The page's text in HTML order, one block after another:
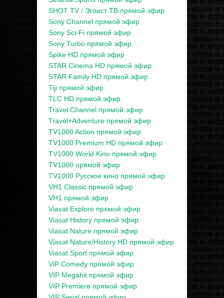
SHOT TV / Эгоист ТВ прямой эфир
Sony Channel прямой эфир
Sony Sci-Fi прямой эфир
Sony Turbo прямой эфир
Spike HD прямой эфир
STAR Cinema HD прямой эфир
STAR Family HD прямой эфир
Tiji прямой эфир
TLC HD прямой эфир
Travel Channel прямой эфир
Travel+Adventure прямой эфир
TV1000 Action прямой эфир
TV1000 Premium HD прямой эфир
TV1000 World Kino прямой эфир
TV1000 прямой эфир
TV1000 Русское кино прямой эфир
VH1 Classic прямой эфир
VH1 прямой эфир
Viasat Explore прямой эфир
Viasat History прямой эфир
Viasat Nature прямой эфир
Viasat Nature/History HD прямой эфир
Viasat Sport прямой эфир
ViP Comedy прямой эфир
VIP Megahit прямой эфир
VIP Premiere прямой эфир